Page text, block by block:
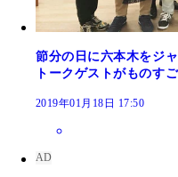
節分の日に六本木をジ
トークゲストがものす
2019年01月18日 17:50